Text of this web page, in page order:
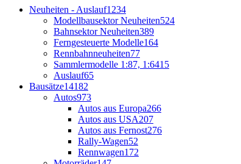
Neuheiten - Auslauf1234
Modellbausektor Neuheiten524
Bahnsektor Neuheiten389
Ferngesteuerte Modelle164
Rennbahnneuheiten77
Sammlermodelle 1:87, 1:6415
Auslauf65
Bausätze14182
Autos973
Autos aus Europa266
Autos aus USA207
Autos aus Fernost276
Rally-Wagen52
Rennwagen172